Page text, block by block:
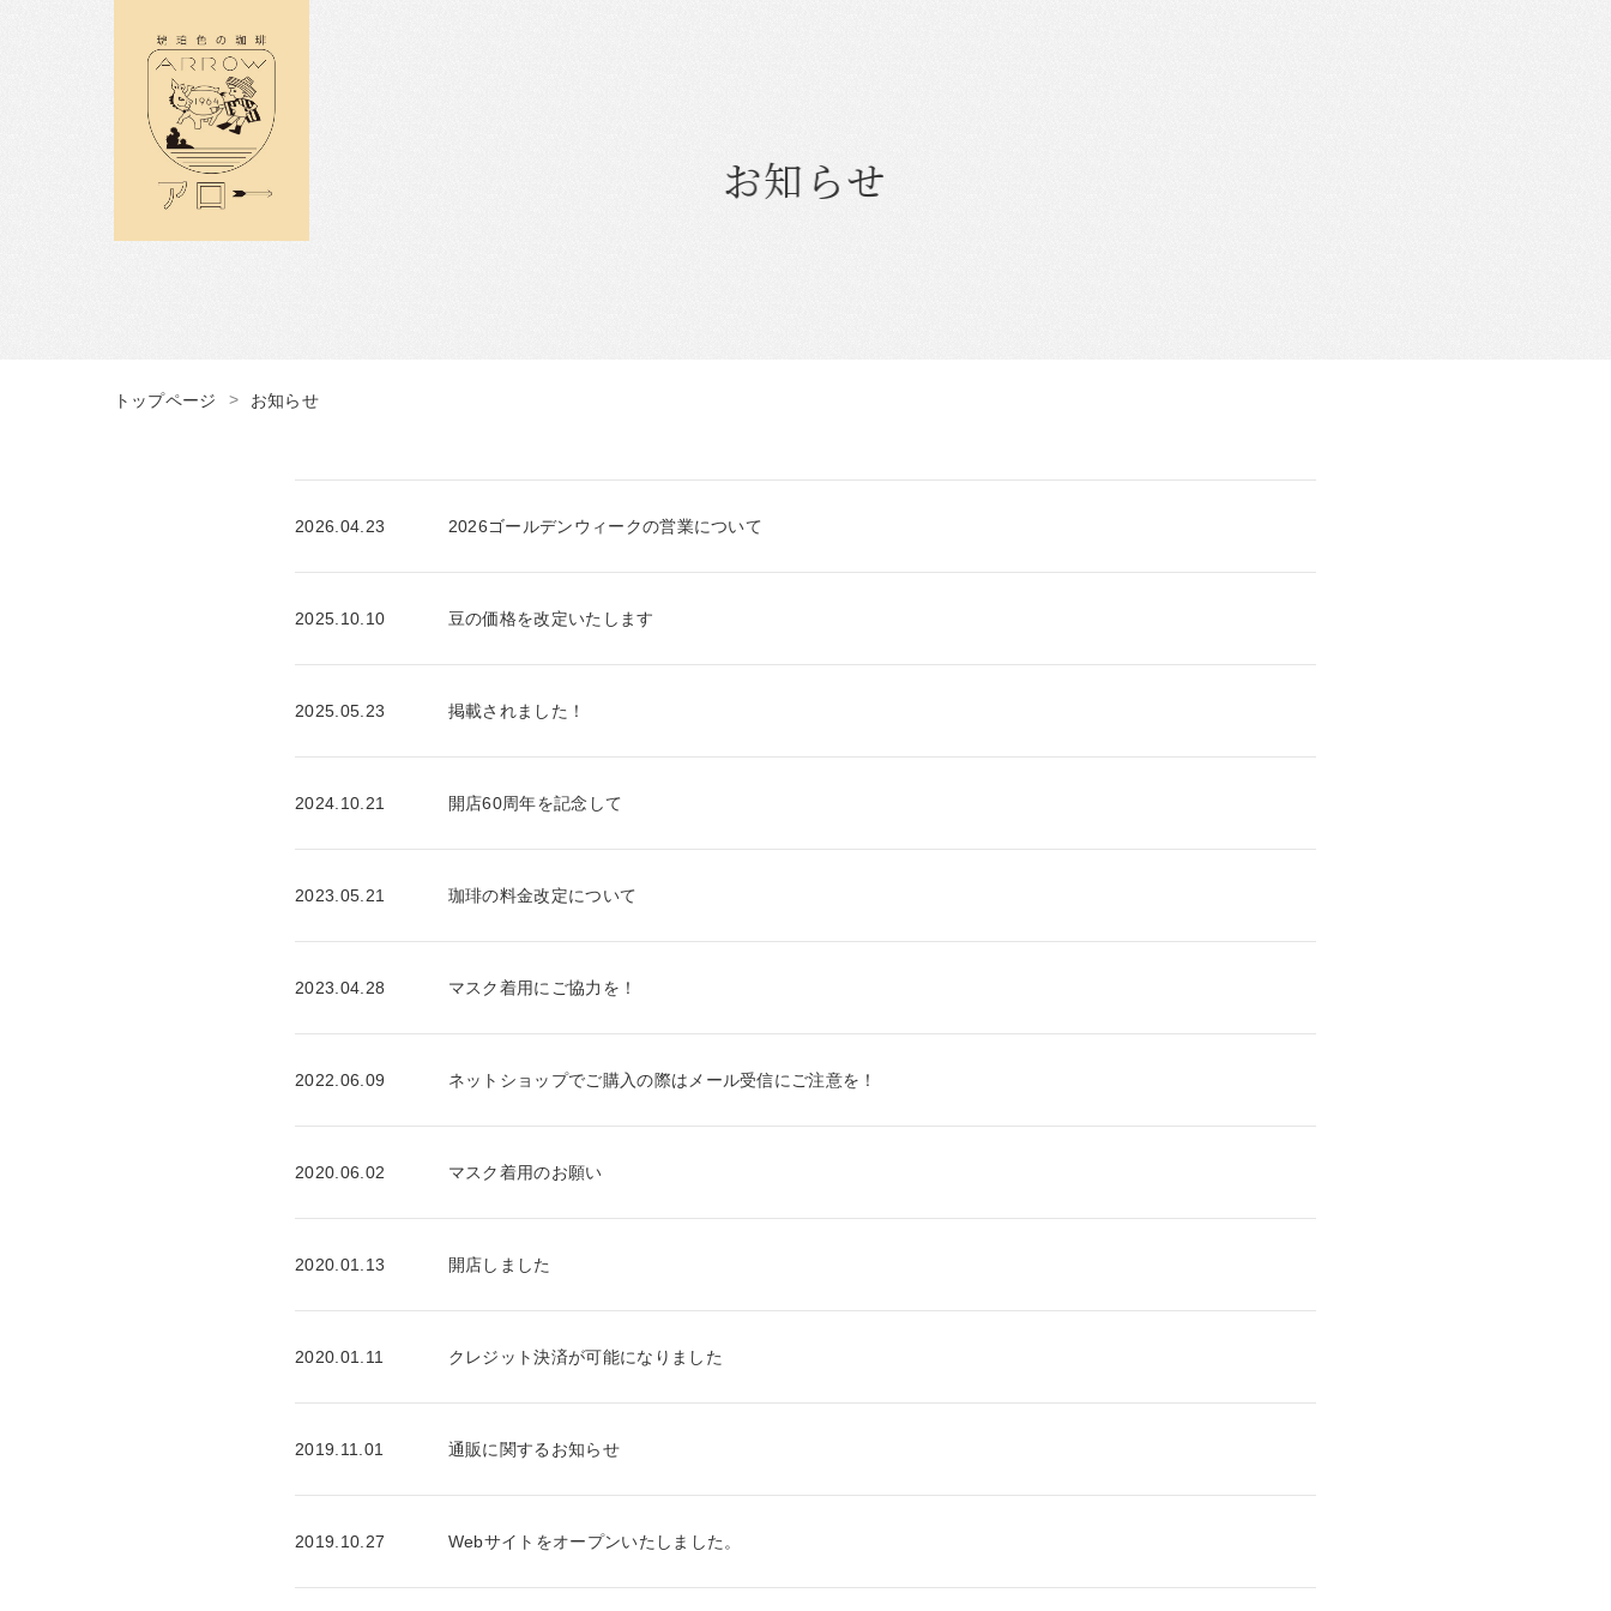
お知らせ
トップページ お知らせ
2026.04.23 2026ゴールデンウィークの営業について
2025.10.10 豆の価格を改定いたします
2025.05.23 掲載されました！
2024.10.21 開店60周年を記念して
2023.05.21 珈琲の料金改定について
2023.04.28 マスク着用にご協力を！
2022.06.09 ネットショップでご購入の際はメール受信にご注意を！
2020.06.02 マスク着用のお願い
2020.01.13 開店しました
2020.01.11 クレジット決済が可能になりました
2019.11.01 通販に関するお知らせ
2019.10.27 Webサイトをオープンいたしました。